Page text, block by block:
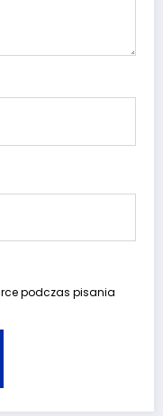
podczas pisania